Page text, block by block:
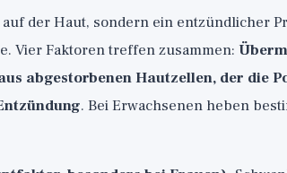
der Haut, sondern ein entzündlicher
Vier Faktoren treffen zusammen:
abgestorbenen Hautzellen, der die
. Bei Erwachsenen heben